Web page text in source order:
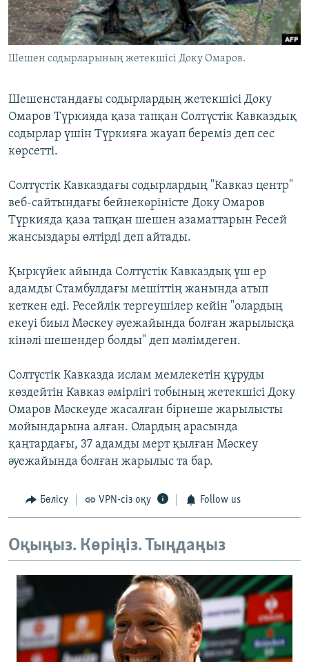
ЖАЗЫЛЫҢЫЗ
Шешен содырларының жетекшісі Доку Омаров.
Шешенстандағы содырлардың жетекшісі Доку
Омаров Түркияда қаза тапқан Солтүстік Кавказдық
содырлар үшін Түркияға жауап береміз деп сес
көрсетті.
Солтүстік Кавказдағы содырлардың "Кавказ центр"
веб-сайтындағы бейнекөріністе Доку Омаров
Түркияда қаза тапқан шешен азаматтарын Ресей
жансыздары өлтірді деп айтады.
Қыркүйек айында Солтүстік Кавказдық үш ер
адамды Стамбулдағы мешіттің жанында атып
кеткен еді. Ресейлік тергеушілер кейін "олардың
екеуі биыл Мәскеу әуежайында болған жарылысқа
кінәлі шешендер болды" деп мәлімдеген.
Солтүстік Кавказда ислам мемлекетін құруды
көздейтін Кавказ әмірлігі тобының жетекшісі Доку
Омаров Мәскеуде жасалған бірнеше жарылысты
мойындарына алған. Олардың арасында
қаңтардағы, 37 адамды мерт қылған Мәскеу
әуежайында болған жарылыс та бар.
Бөлісу VPN-сіз оқу Follow us
Оқыңыз. Көріңіз. Тыңдаңыз